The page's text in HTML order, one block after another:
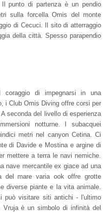
punto di partenza è un pendio
sulla forcella Omis del monte
di Cecuci. Il sito di atterraggio
della città. Spesso parapendio
di impegnarsi in una
i Club Omis Diving offre corsi per
seconda del livello di esperienza
notturne. I subacquei
metri nel canyon Cetina. Ci
di Davide e Mostina e argine di
mettere a terra le navi nemiche.
nave mercantile ex giace ad una
del mare varia ook offre grotte
diverse piante e la vita animale.
può visitare siti antichi - l'ultimo
è un simbolo di infinità del